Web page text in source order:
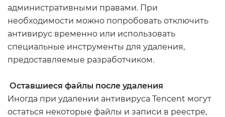
административными правами. При
необходимости можно попробовать отключить
антивирус временно или использовать
специальные инструменты для удаления,
предоставляемые разработчиком.
Оставшиеся файлы после удаления
Иногда при удалении антивируса Tencent могут
остаться некоторые файлы и записи в реестре,